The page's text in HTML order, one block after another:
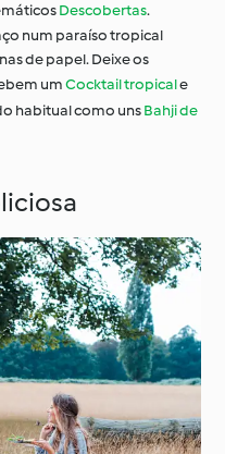
Descobertas.
num paraíso tropical
de papel. Deixe os
umCocktail tropicale
habitual como unsBahji de